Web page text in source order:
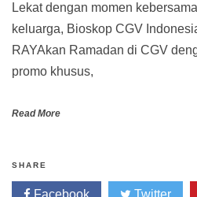
Lekat dengan momen
keluarga, Bioskop CGV
RAYAkan Ramadan di CGV
promo khusus,
Read More
SHARE